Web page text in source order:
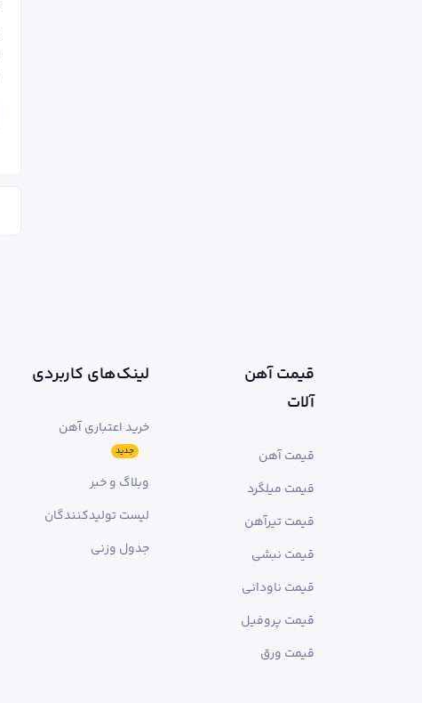
قیمت آهن
آلات
قیمت آهن
قیمت میلگرد
قیمت تیرآهن
قیمت نبشی
قیمت ناودانی
قیمت پروفیل
قیمت ورق
لینک‌های کاربردی
خرید اعتباری آهن
جدید
وبلاگ و خبر
لیست تولیدکنندگان
جدول وزنی